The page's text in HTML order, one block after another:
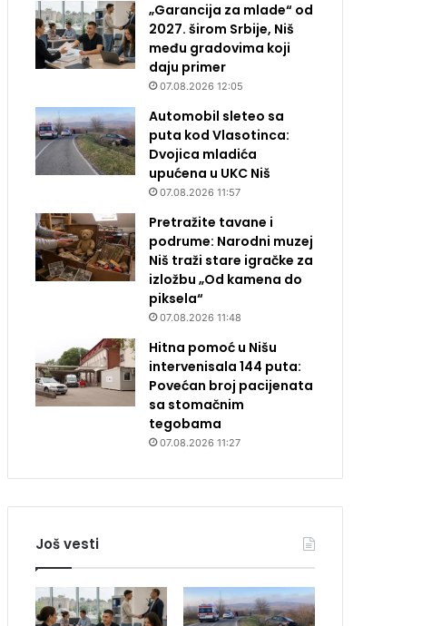
„Garancija za mlade“ od
2027. širom Srbije, Niš
među gradovima koji
daju primer
07.08.2026 12:05
Automobil sleteo sa
puta kod Vlasotinca:
Dvojica mladića
upućena u UKC Niš
07.08.2026 11:57
Pretražite tavane i
podrume: Narodni muzej
Niš traži stare igračke za
izložbu „Od kamena do
piksela“
07.08.2026 11:48
Hitna pomoć u Nišu
intervenisala 144 puta:
Povećan broj pacijenata
sa stomačnim
tegobama
07.08.2026 11:27
Još vesti